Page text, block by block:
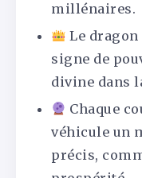
millénaires.
Le dragon
signe de
divine dans
Chaque
véhicule un
précis,